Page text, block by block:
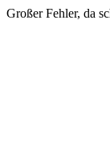
Großer Fehler, da